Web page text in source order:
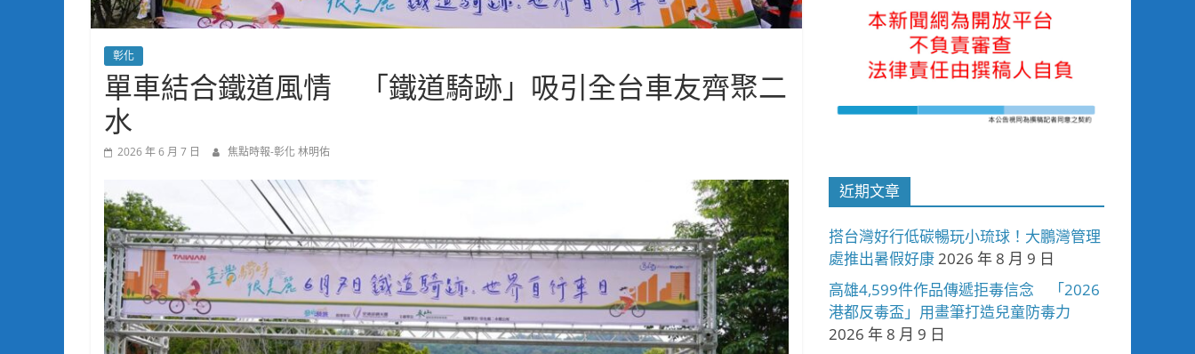
彰化
單車結合鐵道風情 「鐵道騎跡」吸引全台車友齊聚二
水
2026 年 6 月 7 日 焦點時報-彰化 林明佑
近期文章
搭台灣好行低碳暢玩小琉球！大鵬灣管理
處推出暑假好康2026 年 8 月 9 日
高雄4,599件作品傳遞拒毒信念 「2026
港都反毒盃」用畫筆打造兒童防毒力
2026 年 8 月 9 日